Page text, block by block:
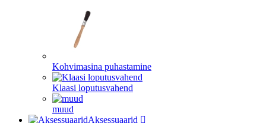
Kohvimasina puhastamine
Klaasi loputusvahend
muud
Aksessuaarid